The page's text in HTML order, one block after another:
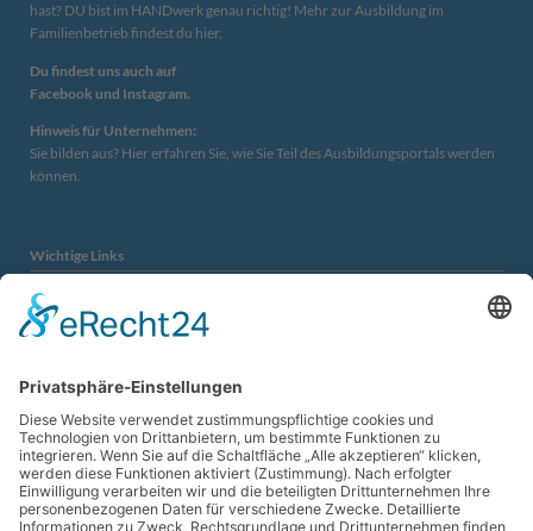
hast? DU bist im HANDwerk genau richtig! Mehr zurAusbildung im
Familienbetrieb findest du hier.
Du findest uns auch auf
Facebook und Instagram.
Hinweis für Unternehmen:
Sie bilden aus? Hier erfahren Sie, wie Sie Teil des Ausbildungsportals werden
können.
Wichtige Links
Berufechecker
UnternehmerFrauen Erding e.V.
Interessantes
10.
APR
Ausbildungsmesse Berufsfit am 10. und 11. Juli 2026 im Munich